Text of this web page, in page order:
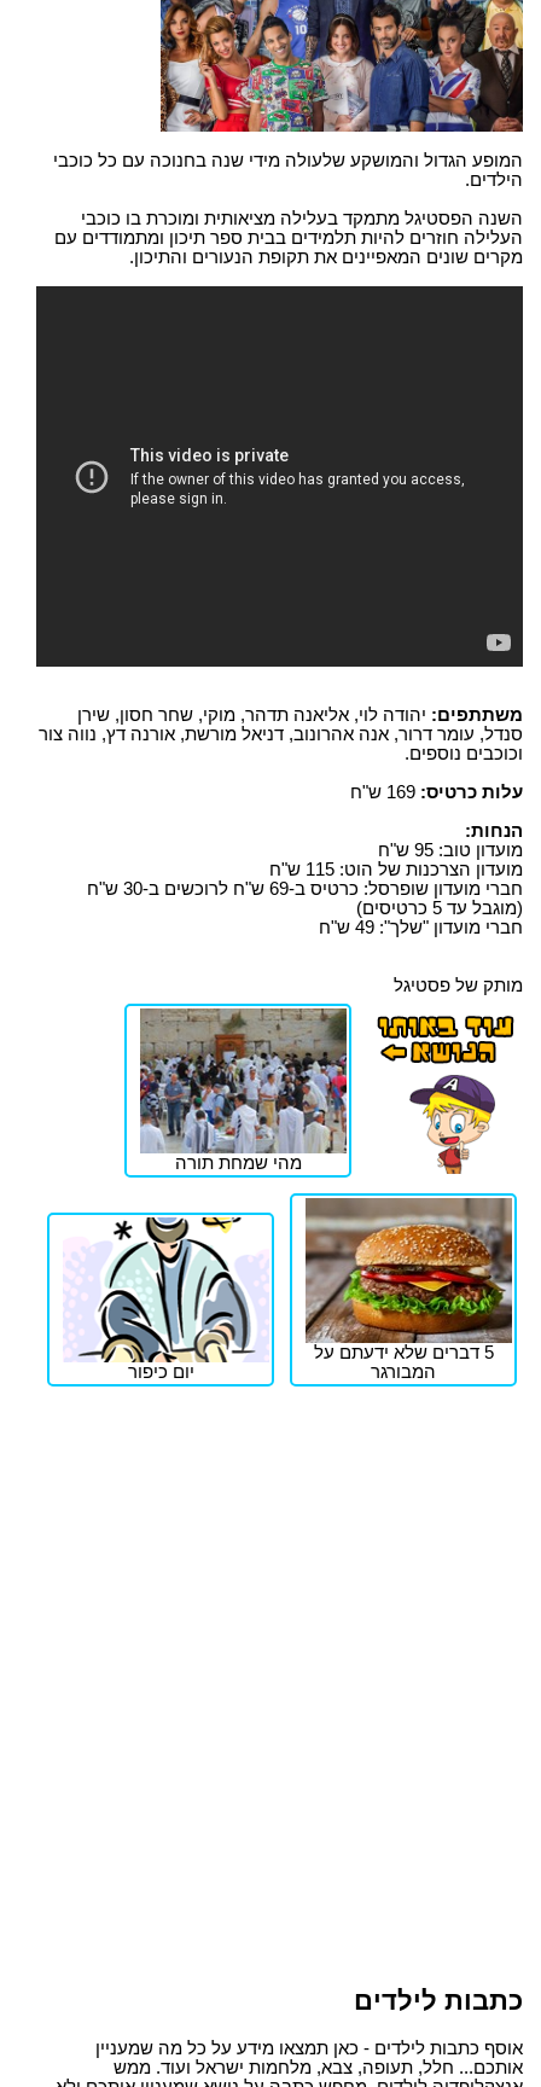
המופע הגדול והמושקע שלעולה מידי שנה בחנוכה עם כל כוכבי
הילדים.
השנה הפסטיגל מתמקד בעלילה מציאותית ומוכרת בו כוכבי
העלילה חוזרים להיות תלמידים בבית ספר תיכון ומתמודדים עם
מקרים שונים המאפיינים את תקופת הנעורים והתיכון.
משתתפים: יהודה לוי, אליאנה תדהר, מוקי, שחר חסון, שירן
סנדל, עומר דרור, אנה אהרונוב, דניאל מורשת, אורנה דץ, נווה צור
וכוכבים נוספים.
עלות כרטיס:
הנחות:
מועדון טוב: 95 ש"ח
מועדון הצרכנות של הוט: 115 ש"ח
חברי מועדון שופרסל: כרטיס ב-69 ש"ח לרוכשים ב-30 ש"ח
(מוגבל עד 5 כרטיסים)
חברי מועדון "שלך": 49 ש"ח
מותק של פסטיגל
מהי שמחת תורה
5 דברים שלא ידעתם על
המבורגר
יום כיפור
כתבות לילדים
אוסף כתבות לילדים - כאן תמצאו מידע על כל מה שמעניין
אותכם... חלל, תעופה, צבא, מלחמות ישראל ועוד. ממש